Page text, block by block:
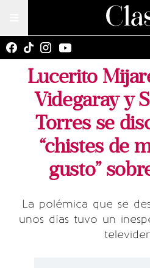
Lucerito
Videgaray y
Torres se
“chistes de
gusto”
La polémica que se
unos días tuvo un